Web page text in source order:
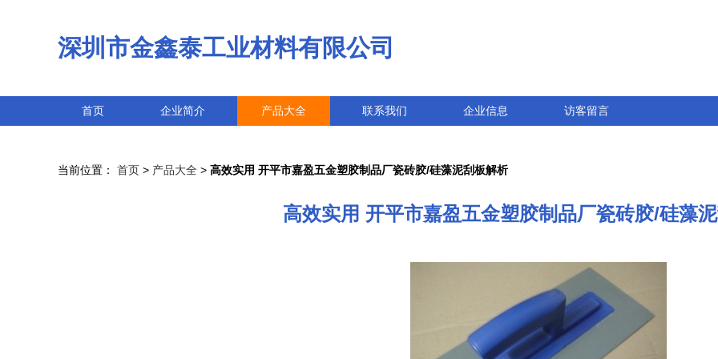
深圳市金鑫泰工业材料有限公司
首页 企业简介 产品大全 联系我们 企业信息 访客留言
当前位置： 首页 > 产品大全 > 高效实用 开平市嘉盈五金塑胶制品厂瓷砖胶/硅藻泥刮板解析
高效实用 开平市嘉盈五金塑胶制品厂瓷砖胶/硅藻